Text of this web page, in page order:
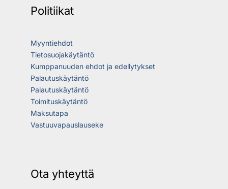
Politiikat
Myyntiehdot
Tietosuojakäytäntö
Kumppanuuden ehdot ja edellytykset
Palautuskäytäntö
Palautuskäytäntö
Toimituskäytäntö
Maksutapa
Vastuuvapauslauseke
Ota yhteyttä